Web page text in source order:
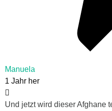
Manuela
1 Jahr her
Und jetzt wird dieser Afghane